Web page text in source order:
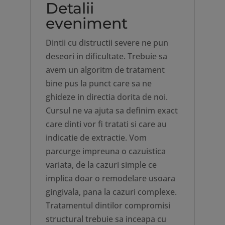
Detalii
eveniment
Dintii cu distructii severe ne pun
deseori in dificultate. Trebuie sa
avem un algoritm de tratament
bine pus la punct care sa ne
ghideze in directia dorita de noi.
Cursul ne va ajuta sa definim exact
care dinti vor fi tratati si care au
indicatie de extractie. Vom
parcurge impreuna o cazuistica
variata, de la cazuri simple ce
implica doar o remodelare usoara
gingivala, pana la cazuri complexe.
Tratamentul dintilor compromisi
structural trebuie sa inceapa cu